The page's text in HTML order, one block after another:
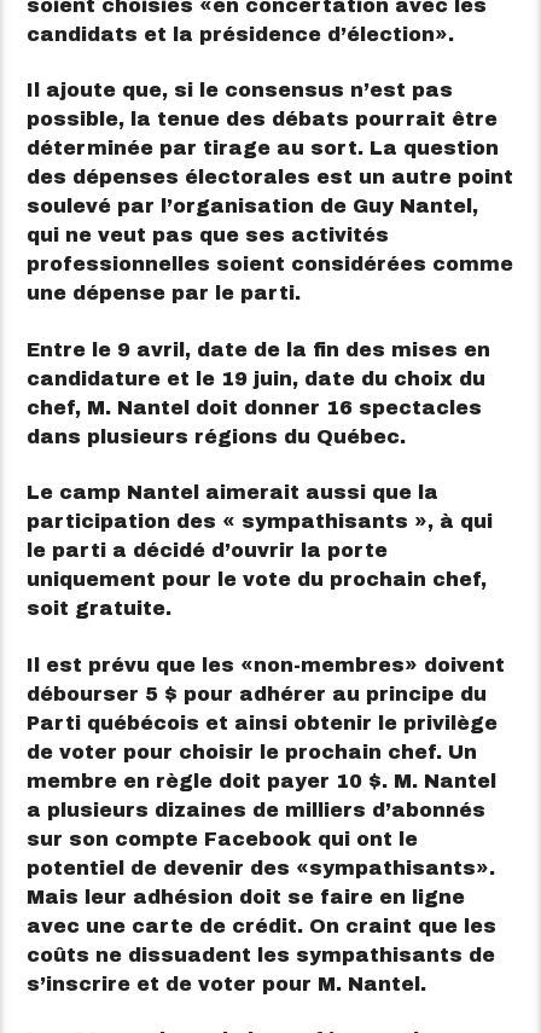
soient choisies
en concertation avec les
candidats et la présidence d’élection
.
Il ajoute que, si le consensus n’est pas
possible, la tenue des débats pourrait être
déterminée par tirage au sort. La question
des dépenses électorales est un autre point
soulevé par l’organisation de Guy Nantel,
qui ne veut pas que ses activités
professionnelles soient considérées comme
une dépense par le parti.
Entre le 9 avril, date de la fin des mises en
candidature et le 19 juin, date du choix du
chef, M. Nantel doit donner 16 spectacles
dans plusieurs régions du Québec.
Le camp Nantel aimerait aussi que la
participation des « sympathisants », à qui
le parti a décidé d’ouvrir la porte
uniquement pour le vote du prochain chef,
soit gratuite.
Il est prévu que les non-membres
doivent
débourser 5 $ pour adhérer au principe du
Parti québécois et ainsi obtenir le privilège
de voter pour choisir le prochain chef. Un
membre en règle doit payer 10 $. M. Nantel
a plusieurs dizaines de milliers d’abonnés
sur son compte Facebook qui ont le
potentiel de devenir des
sympathisants
.
Mais leur adhésion doit se faire en ligne
avec une carte de crédit. On craint que les
coûts ne dissuadent les sympathisants de
s’inscrire et de voter pour M. Nantel.